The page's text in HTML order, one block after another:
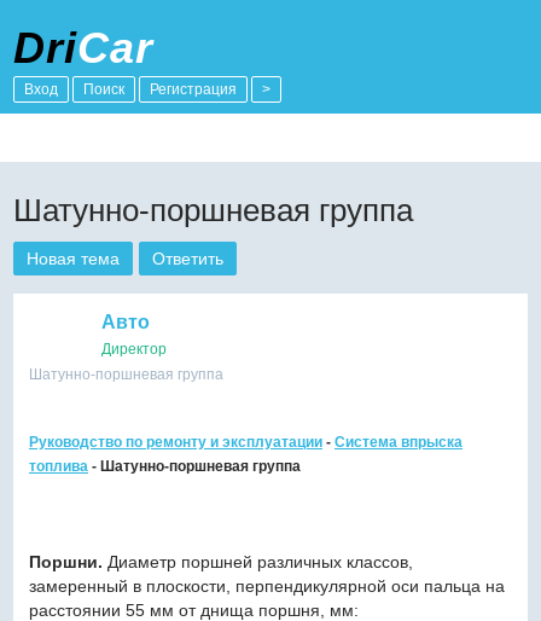
DriCar
Вход Поиск Регистрация >
Шатунно-поршневая группа
Новая тема Ответить
Авто
Директор
Шатунно-поршневая группа
Руководство по ремонту и эксплуатации- Cистема впрыска
топлива - Шатунно-поршневая группа
Поршни. Диаметр поршней различных классов,
замеренный в плоскости, перпендикулярной оси пальца на
расстоянии 55 мм от днища поршня, мм: